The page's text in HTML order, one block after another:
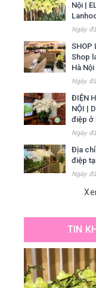
Nội |
Ngày
SHOP
Shop
Hà Nội
Ngày
ĐIỆN
NỘI |
điệp ở
Ngày
Địa
điệp
Ngày
TIN